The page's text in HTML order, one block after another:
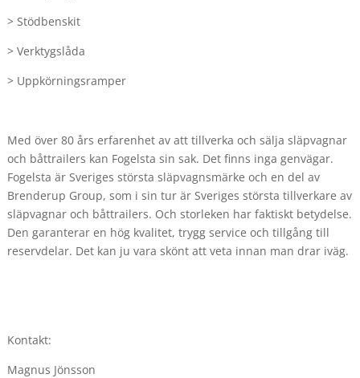
> Stödbenskit
> Verktygslåda
> Uppkörningsramper
Med över 80 års erfarenhet av att tillverka och sälja släpvagnar
och båttrailers kan Fogelsta sin sak. Det finns inga genvägar.
Fogelsta är Sveriges största släpvagnsmärke och en del av
Brenderup Group, som i sin tur är Sveriges största tillverkare av
släpvagnar och båttrailers. Och storleken har faktiskt betydelse.
Den garanterar en hög kvalitet, trygg service och tillgång till
reservdelar. Det kan ju vara skönt att veta innan man drar iväg.
Kontakt:
Magnus Jönsson